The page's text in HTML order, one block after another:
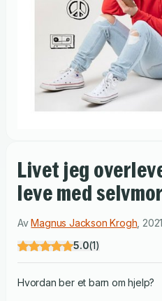
Livet jeg
leve med
AvMagnus Jackson Krogh 2021
5.0(1)
Hvordan ber et barn om hjelp?